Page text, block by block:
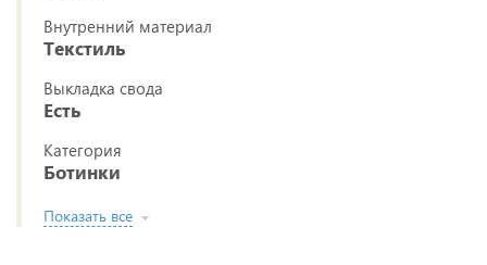
Внутренний материал
Текстиль
Выкладка свода
Есть
Категория
Ботинки
Показать все